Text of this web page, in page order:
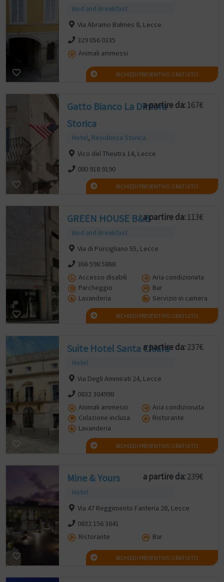
Bed and Breakfast
Via Abramo Balmes 8, Lecce
329 056 0335
Animali ammessi
RICHIEDI PREVENTIVO GRATUITO
Gatto Bianco La Dimora
Storica
Hotel, Residenza Storica
a partire da:167€
Vico del Theutra 14, Lecce
080 918 9190
RICHIEDI PREVENTIVO GRATUITO
GREEN HOUSE B&B
Bed and Breakfast
a partire da:113€
Via di Porcigliano 55, Lecce
366 598 5868
Accesso disabili
Aria condizionata
Parcheggio
Bar
Lavanderia
Servizio in camera
RICHIEDI PREVENTIVO GRATUITO
Suite Hotel Santa Chiara
Hotel
a partire da:237€
Via Degli Ammirati 24, Lecce
0832 304998
Animali ammessi
Aria condizionata
Colazione inclusa
Ristorante
Lavanderia
RICHIEDI PREVENTIVO GRATUITO
Mine & Yours
Hotel
a partire da:239€
Via 47 Reggimento Fanteria 28, Lecce
0832 156 3841
Ristorante
Bar
RICHIEDI PREVENTIVO GRATUITO